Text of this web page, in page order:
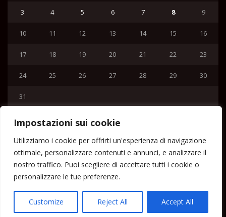
Impostazioni sui cookie
Utilizziamo i cookie per offrirti un'esperienza di navigazione
ottimale, personalizzare contenuti e annunci, e analizzare il
nostro traffico. Puoi scegliere di accettare tutti i cookie o
personalizzare le tue preferenze.
Customize Reject All Accept All
3 4 5 6 7 8 9
10 11 12 13 14 15 16
17 18 19 20 21 22 23
24 25 26 27 28 29 30
31
Home
Lipari News
Cronaca Lipari
Politica Lipari
Cultura Lipari